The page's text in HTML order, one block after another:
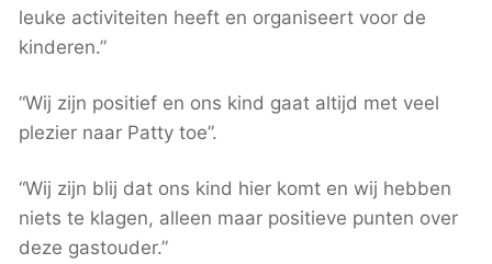
leuke activiteiten heeft en organiseert voor de
kinderen.”
“Wij zijn positief en ons kind gaat altijd met veel
plezier naar Patty toe”.
“Wij zijn blij dat ons kind hier komt en wij hebben
niets te klagen, alleen maar positieve punten over
deze gastouder.”